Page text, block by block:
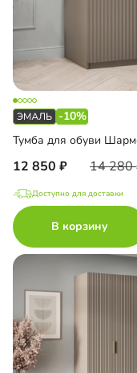
-10%
12 850 14 280
Доступно для доставки
В корзину